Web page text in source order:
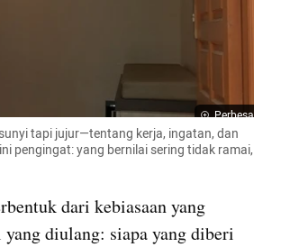
Perbesar
tapi jujur—tentang kerja, ingatan, dan
pengingat: yang bernilai sering tidak ramai,
dari kebiasaan yang
diulang: siapa yang diberi